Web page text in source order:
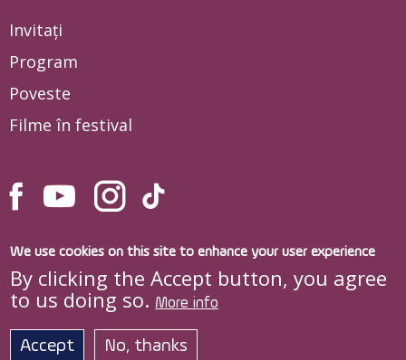
Invitați
Program
Poveste
Filme în festival
Site dezvoltat de
Arhiepiscopia Iașilor © quo-vadis.ro
We use cookies on this site to enhance your user experience
By clicking the Accept button, you agree
to us doing so. More info
Accept No, thanks